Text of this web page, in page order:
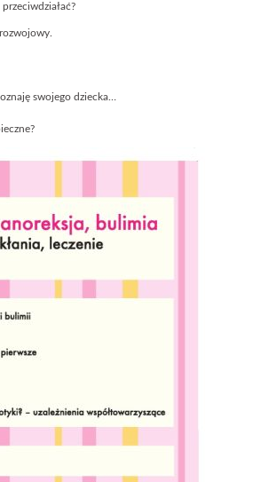
swojego dziecka…